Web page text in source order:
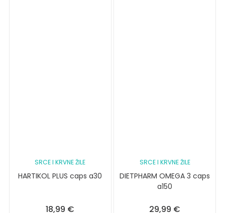
SRCE I KRVNE ŽILE
HARTIKOL PLUS caps a30
18,99 €
SRCE I KRVNE ŽILE
DIETPHARM OMEGA 3 caps
a150
29,99 €